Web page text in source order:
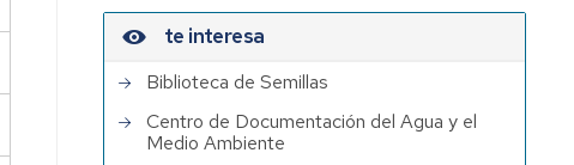
participación
de
EPS
te interesa
Biblioteca de Semillas
Centro de Documentación del Agua y el
Medio Ambiente